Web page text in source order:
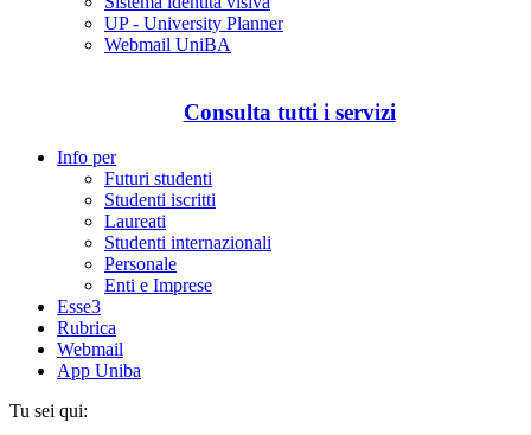
UP - University Planner
Webmail UniBA
Consulta tutti i servizi
Info per
Futuri studenti
Studenti iscritti
Laureati
Studenti internazionali
Personale
Enti e Imprese
Esse3
Rubrica
Webmail
App Uniba
Tu sei qui: